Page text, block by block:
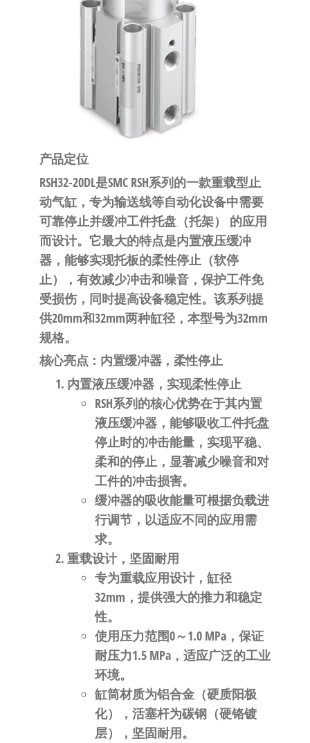
产品定位
RSH32-20DL是SMC RSH系列的一款重载型止
动气缸，专为输送线等自动化设备中需要
可靠停止并缓冲工件托盘（托架）
的应用
而设计。它最大的特点是内置液压缓冲
器，能够实现托板的柔性停止（软停
止）
，有效减少冲击和噪音，保护工件免
受损伤，同时提高设备稳定性。该系列提
供20mm和32mm两种缸径，本型号为32mm
规格。
核心亮点：内置缓冲器，柔性停止
内置液压缓冲器，实现柔性停止
RSH系列的核心优势在于其内置
液压缓冲器，能够吸收工件托盘
停止时的冲击能量，实现平稳、
柔和的停止，显著减少噪音和对
工件的冲击损害。
缓冲器的吸收能量可根据负载进
行调节，以适应不同的应用需
求。
重载设计，坚固耐用
专为重载应用设计，缸径
32mm ，提供强大的推力和稳定
性。
使用压力范围0～1.0 MPa，保证
耐压力1.5 MPa，适应广泛的工业
环境。
缸筒材质为铝合金（硬质阳极
化），活塞杆为碳钢（硬铬镀
层），坚固耐用。